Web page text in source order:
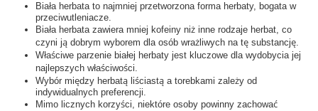
Biała herbata to najmniej przetworzona forma herbaty, bogata w
przeciwutleniacze.
Biała herbata zawiera mniej kofeiny niż inne rodzaje herbat, co
czyni ją dobrym wyborem dla osób wrażliwych na tę substancję.
Właściwe parzenie białej herbaty jest kluczowe dla wydobycia jej
najlepszych właściwości.
Wybór między herbatą liściastą a torebkami zależy od
indywidualnych preferencji.
Mimo licznych korzyści, niektóre osoby powinny zachować